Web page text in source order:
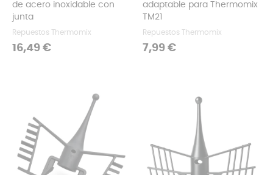
de acero inoxidable con
junta
Repuestos Thermomix
Precio
16,49 €
adaptable para Thermomix
TM21
Repuestos Thermomix
Precio
7,99 €